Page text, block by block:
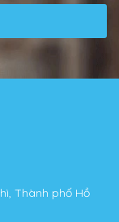
Thành phố Hồ